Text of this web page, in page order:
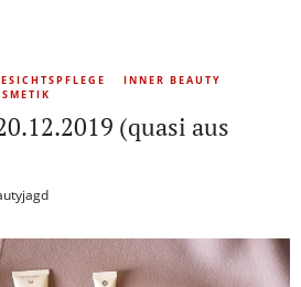
INNER BEAUTY
(quasi aus